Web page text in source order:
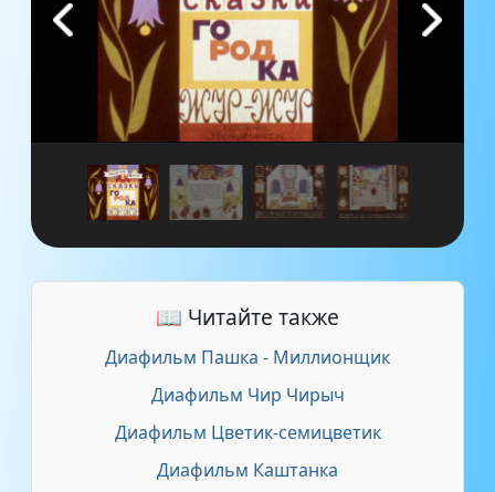
📖 Читайте также
Диафильм Пашка - Миллионщик
Диафильм Чир Чирыч
Диафильм Цветик-семицветик
Диафильм Каштанка